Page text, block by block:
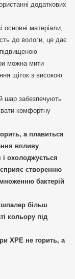
додаткових
основні матеріали,
до вологи, це дає
можна мити
щіток з високою
шар забезпечують
комфортну
а плавиться
впливу
і охолоджується
створенню
бактерій
більш
кольору під
ХРЕ не горить, а